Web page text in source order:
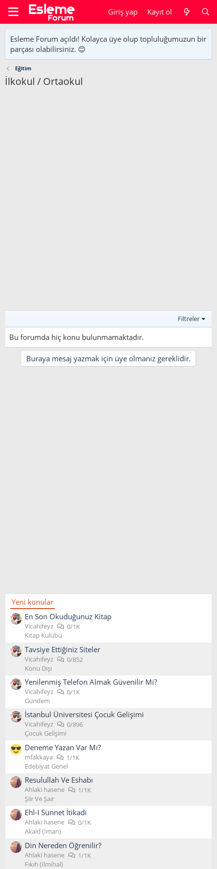
Giriş yap Kayıt ol
Esleme Forum açıldı! Kolayca üye olup topluluğumuzun bir
parçası olabilirsiniz. 😊
Eğitim
İlkokul / Ortaokul
Filtreler
Bu forumda hiç konu bulunmamaktadır.
Buraya mesaj yazmak için üye olmanız gereklidir.
Yeni konular
En Son Okuduğunuz Kitap
Vicahifeyz
0/1K
Kitap Kulübü
Tavsiye Ettiğiniz Siteler
Vicahifeyz
0/852
Konu Dışı
Yenilenmiş Telefon Almak Güvenilir Mi?
Vicahifeyz
0/1K
Gündem
İstanbul Üniversitesi Çocuk Gelişimi
Vicahifeyz
0/896
Çocuk Gelişimi
Deneme Yazan Var Mı?
mfakkaya
1/1K
Edebiyat Genel
Resulullah Ve Eshabı
Ahlaki hasene
1/1K
Şiir Ve Şair
Ehl-I Sünnet İtikadı
Ahlaki hasene
0/1K
Akaid (İman)
Din Nereden Öğrenilir?
Ahlaki hasene
1/1K
Fıkıh (İlmihal)